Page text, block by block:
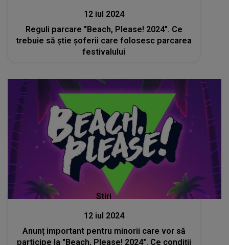
12 iul 2024
Reguli parcare "Beach, Please! 2024". Ce
trebuie să știe șoferii care folosesc parcarea
festivalului
Stiri
12 iul 2024
Anunț important pentru minorii care vor să
participe la "Beach, Please! 2024". Ce condiții